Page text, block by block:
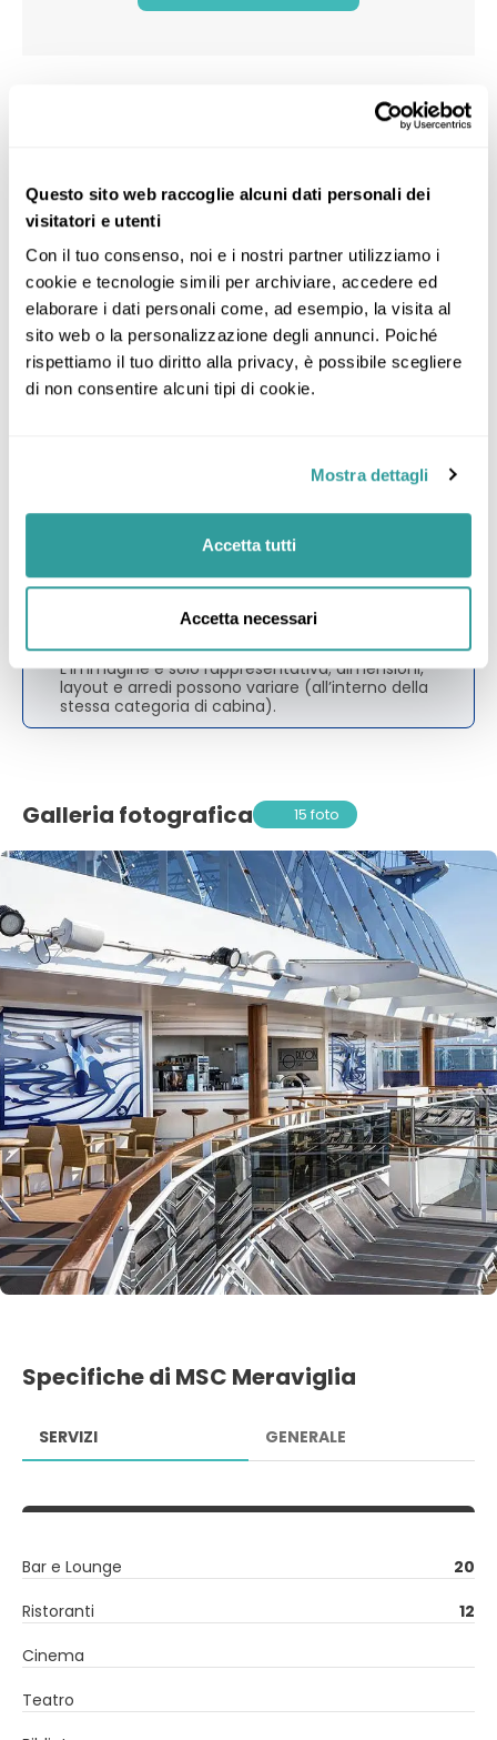
Questo sito web raccoglie alcuni dati personali dei
visitatori e utenti
Con il tuo consenso, noi e i nostri partner utilizziamo i
cookie e tecnologie simili per archiviare, accedere ed
elaborare i dati personali come, ad esempio, la visita al
sito web o la personalizzazione degli annunci. Poiché
rispettiamo il tuo diritto alla privacy, è possibile scegliere
di non consentire alcuni tipi di cookie.
Mostra dettagli
Accetta tutti
Accetta necessari
Categorie di MSC Meraviglia
Balcone
L’immagine è solo rappresentativa; dimensioni,
layout e arredi possono variare (all’interno della
stessa categoria di cabina).
Galleria fotografica 15 foto
Specifiche di MSC Meraviglia
SERVIZI GENERALE
Bar e Lounge
20
Ristoranti
12
Cinema
Teatro